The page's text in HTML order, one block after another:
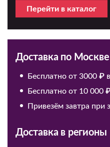
Перейти в каталог
Доставка по Москве
Бесплатно от 3000
Бесплатно от 10
Привезём завтра при
Доставка в регионы